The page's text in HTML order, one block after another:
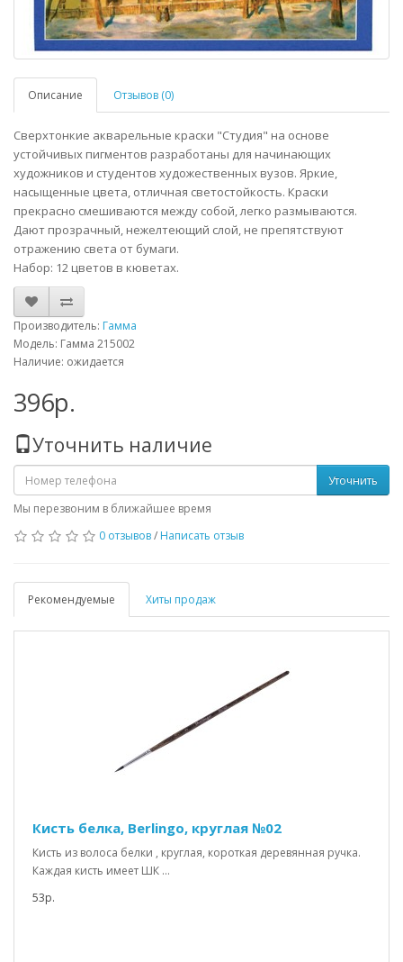
Описание Отзывов (0)
Сверхтонкие акварельные краски "Студия" на основе
устойчивых пигментов разработаны для начинающих
художников и студентов художественных вузов. Яркие,
насыщенные цвета, отличная светостойкость. Краски
прекрасно смешиваются между собой, легко размываются.
Дают прозрачный, нежелтеющий слой, не препятствуют
отражению света от бумаги.
Набор: 12 цветов в кюветах.
Производитель: Гамма
Модель: Гамма 215002
Наличие: ожидается
396р.
Уточнить наличие
Уточнить
Мы перезвоним в ближайшее время
0 отзывов/ Написать отзыв
Рекомендуемые Хиты продаж
Кисть белка, Berlingo, круглая №02
Кисть из волоса белки , круглая, короткая деревянная ручка.
Каждая кисть имеет ШК ...
53р.